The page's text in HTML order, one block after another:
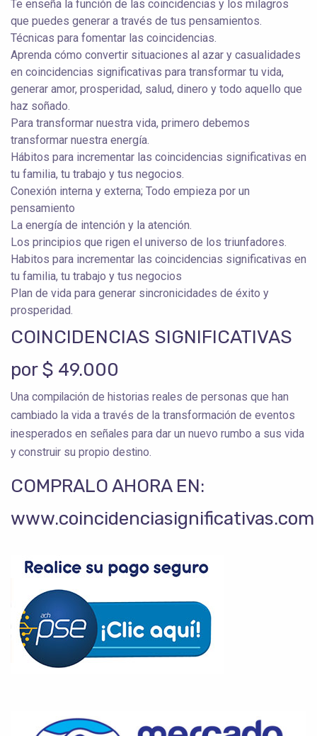
Te enseña la función de las coincidencias y los milagros
que puedes generar a través de tus pensamientos.
Técnicas para fomentar las coincidencias.
Aprenda cómo convertir situaciones al azar y casualidades
en coincidencias significativas para transformar tu vida,
generar amor, prosperidad, salud, dinero y todo aquello que
haz soñado.
Para transformar nuestra vida, primero debemos
transformar nuestra energía.
Hábitos para incrementar las coincidencias significativas en
tu familia, tu trabajo y tus negocios.
Conexión interna y externa; Todo empieza por un
pensamiento
La energía de intención y la atención.
Los principios que rigen el universo de los triunfadores.
Habitos para incrementar las coincidencias significativas en
tu familia, tu trabajo y tus negocios
Plan de vida para generar sincronicidades de éxito y
prosperidad.
COINCIDENCIAS SIGNIFICATIVAS
por $ 49.000
Una compilación de historias reales de personas que han
cambiado la vida a través de la transformación de eventos
inesperados en señales para dar un nuevo rumbo a sus vida
y construir su propio destino.
COMPRALO AHORA EN:
www.coincidenciasignificativas.com